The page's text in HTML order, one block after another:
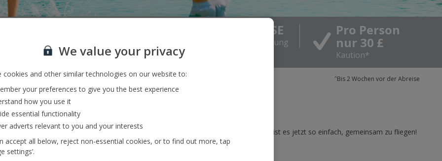
Flughafen
KOSTENLOSE
Sitzplatzreservierung
Pro Person
nur 30 £
Kaution*
^Bis 2 Wochen vor der Abreise
Anzahlung, Teilzahlungsmöglichkeiten und kostenloser Namensänderungen ist es jetzt so einfach, gemeinsam zu fliegen!
alle Einzelheiten Ihrer Reise – ganz einfach bei der Buchung.
We value your privacy
cookies and other similar technologies on our website to:
your preferences to give you the best experience
how you use it
essential functionality
adverts relevant to you and your interests
accept all below, reject non-essential cookies, or to find out more, tap
settings’.